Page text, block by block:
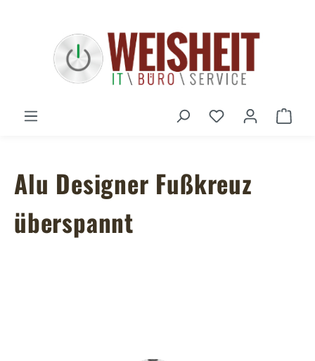
Du hast 0
Alu Designer Fußkreuz
überspannt